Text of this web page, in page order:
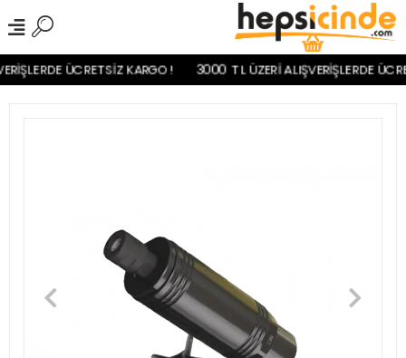
ÜCRETSİZ KARGO! 3000 TL ÜZERİ ALIŞVERİŞLERDE